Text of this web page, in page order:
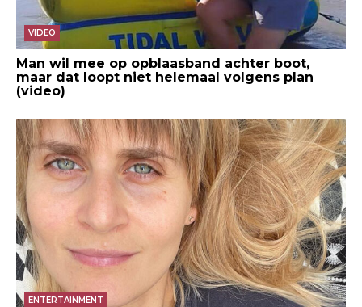
VIDEO
Man wil mee op opblaasband achter boot,
maar dat loopt niet helemaal volgens plan
(video)
ENTERTAINMENT